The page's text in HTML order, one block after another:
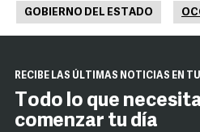
GOBIERNO DEL ESTADO
RECIBE LAS ÚLTIMAS NOTICIAS EN
Todo lo que
comenzar tu día